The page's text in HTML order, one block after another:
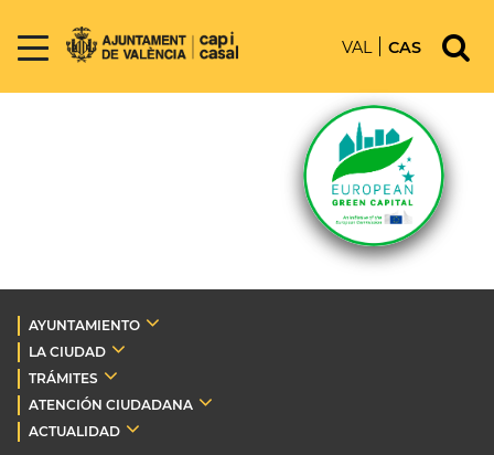
VAL CAS
AYUNTAMIENTO
LA CIUDAD
TRÁMITES
ATENCIÓN CIUDADANA
ACTUALIDAD